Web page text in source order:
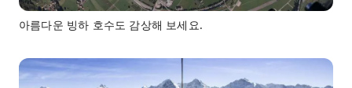
아름다운 빙하 호수도 감상해 보세요.